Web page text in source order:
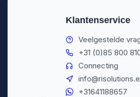
Klantenservice
Veelgestelde
+31 (0)85 800
Connecting
+31641188657